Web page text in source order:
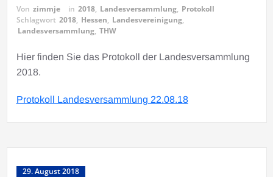
Von zimmje in 2018, Landesversammlung, Protokoll
Schlagwort 2018, Hessen, Landesvereinigung,
Landesversammlung, THW
Hier finden Sie das Protokoll der Landesversammlung
2018.
Protokoll Landesversammlung 22.08.18
29. August 2018